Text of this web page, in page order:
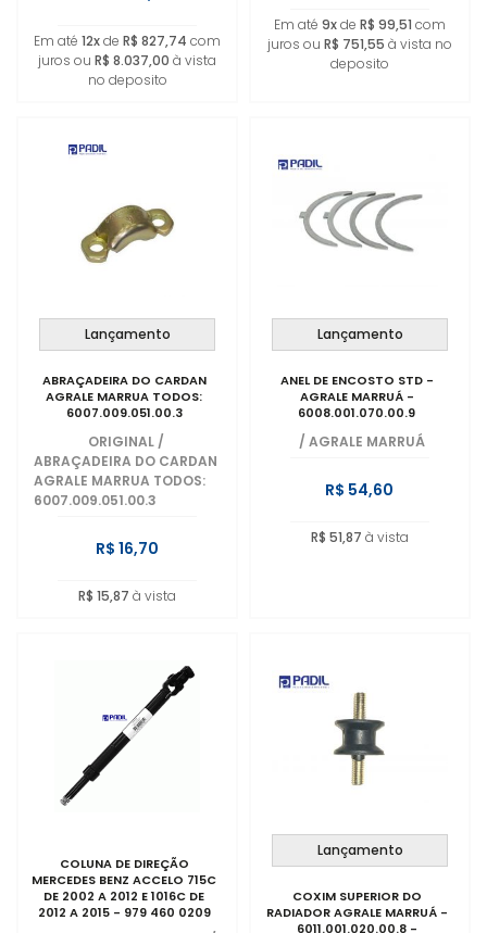
Em até 12xde R$ 827,74 com
juros ou R$ 8.037,00 à vista
no deposito
Em até 9xde R$ 99,51 com
juros ou R$ 751,55 à vista no
deposito
Lançamento
ABRAÇADEIRA DO CARDAN
AGRALE MARRUA TODOS:
6007.009.051.00.3
ORIGINAL /
ABRAÇADEIRA DO CARDAN
AGRALE MARRUA TODOS:
6007.009.051.00.3
R$ 16,70
R$ 15,87 à vista
Lançamento
ANEL DE ENCOSTO STD -
AGRALE MARRUÁ -
6008.001.070.00.9
/ AGRALE MARRUÁ
R$ 54,60
R$ 51,87 à vista
COLUNA DE DIREÇÃO
MERCEDES BENZ ACCELO 715C
DE 2002 A 2012 E 1016C DE
2012 A 2015 - 979 460 0209
Lançamento
COXIM SUPERIOR DO
RADIADOR AGRALE MARRUÁ -
6011.001.020.00.8 -